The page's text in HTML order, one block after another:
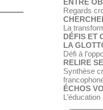
Regards
La
DÉFIS ET
LA
Défi à
RELIRE
Synthèse
ÉCHOS